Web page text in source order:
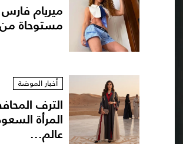
ميريام فارس
مستوحاة من
أخبار الموضة
الترف
المرأة
عالم...